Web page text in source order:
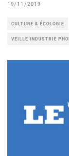
19/11/2019
CULTURE & ÉCOLOGIE
VEILLE INDUSTRIE